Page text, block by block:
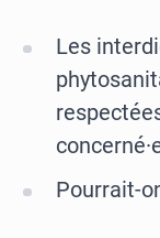
Les
Pourrait-